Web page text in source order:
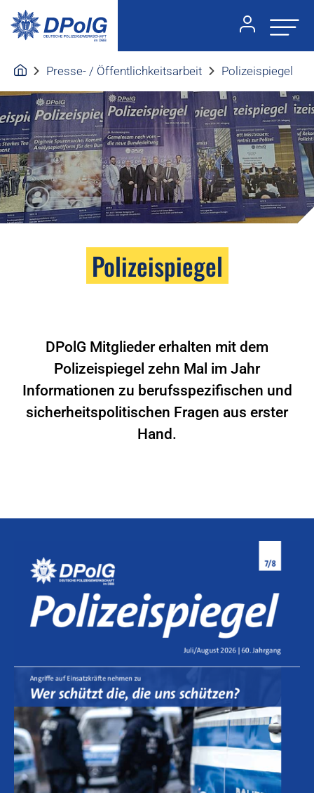
Presse- / Öffentlichkeitsarbeit Polizeispiegel
Polizeispiegel
DPolG Mitglieder erhalten mit dem
Polizeispiegel zehn Mal im Jahr
Informationen zu berufsspezifischen und
sicherheitspolitischen Fragen aus erster
Hand.